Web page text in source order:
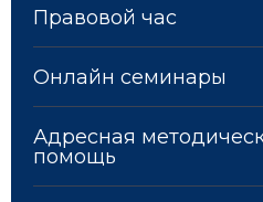
Правовой час
Онлайн семинары
Адресная
помощь